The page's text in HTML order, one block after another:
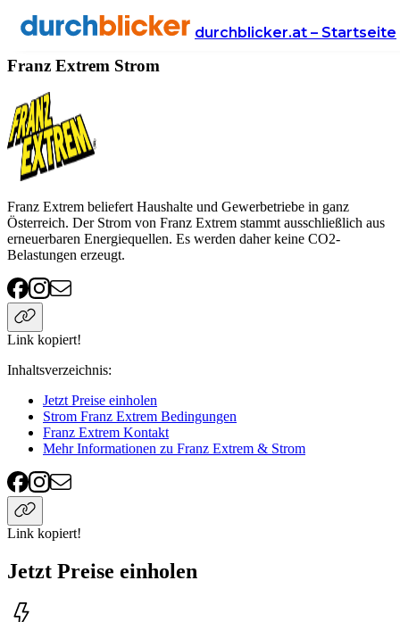
durchblicker.at – Startseite
Anbieter Energie strom Franz Extrem
Franz Extrem Strom
Franz Extrem beliefert Haushalte und Gewerbetriebe in ganz
Österreich. Der Strom von Franz Extrem stammt ausschließlich aus
erneuerbaren Energiequellen. Es werden daher keine CO2-
Belastungen erzeugt.
Link kopiert!
Inhaltsverzeichnis:
Jetzt Preise einholen
Strom Franz Extrem Bedingungen
Franz Extrem Kontakt
Mehr Informationen zu Franz Extrem & Strom
Link kopiert!
Jetzt Preise einholen